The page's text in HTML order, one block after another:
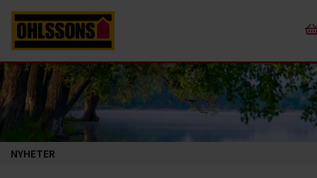
NYHETER